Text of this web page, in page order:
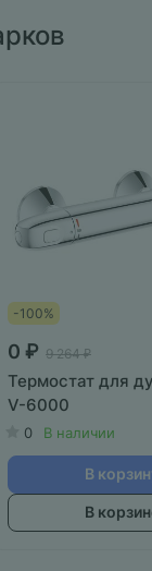
-100%
0 ₽ 9 264 ₽
Термостат для
V-6000
0 В наличии
В
В